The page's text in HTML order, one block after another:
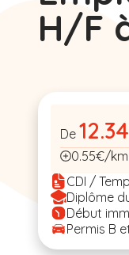
H/F
De
0.55€/
CDI /
Diplôme
Début
Permis B